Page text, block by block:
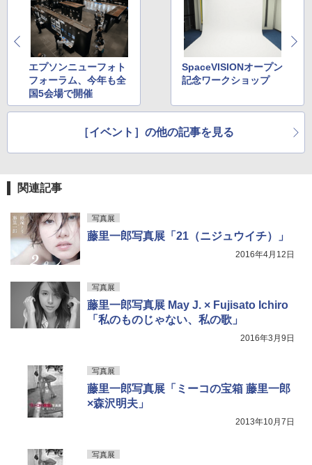
エプソンニューフォト
フォーラム、今年も全
国5会場で開催
SpaceVISIONオープン
記念ワークショップ
［イベント］の他の記事を見る
関連記事
写真展
藤里一郎写真展「21（ニジュウイチ）」
2016年4月12日
写真展
藤里一郎写真展 May J. × Fujisato Ichiro
「私のものじゃない、私の歌」
2016年3月9日
写真展
藤里一郎写真展「ミーコの宝箱 藤里一郎
×森沢明夫」
2013年10月7日
写真展